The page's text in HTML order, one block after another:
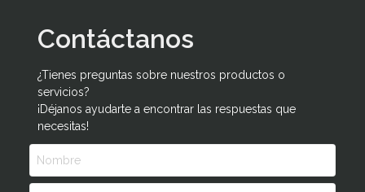
Contáctanos
¿Tienes preguntas sobre nuestros productos o
servicios?
¡Déjanos ayudarte a encontrar las respuestas que
necesitas!